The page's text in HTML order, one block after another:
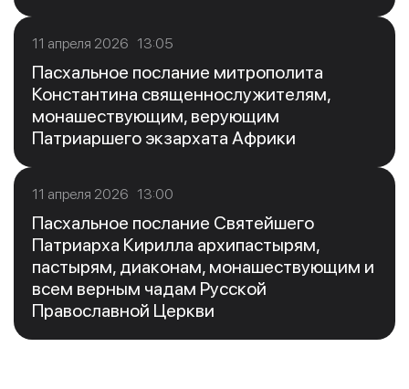
11 апреля 2026 13:05
Пасхальное послание митрополита
Константина священнослужителям,
монашествующим, верующим
Патриаршего экзархата Африки
11 апреля 2026 13:00
Пасхальное послание Святейшего
Патриарха Кирилла архипастырям,
пастырям, диаконам, монашествующим и
всем верным чадам Русской
Православной Церкви